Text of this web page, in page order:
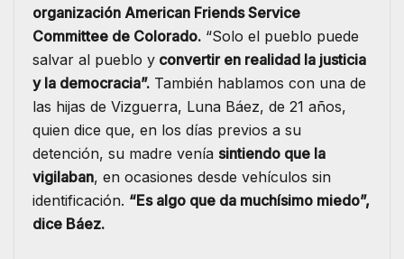
organización American Friends Service
Committee de Colorado. “Solo el pueblo puede
salvar al pueblo y convertir en realidad la justicia
y la democracia”. También hablamos con una de
las hijas de Vizguerra, Luna Báez, de 21 años,
quien dice que, en los días previos a su
detención, su madre venía sintiendo que la
vigilaban, en ocasiones desde vehículos sin
identificación. “Es algo que da muchísimo miedo”,
dice Báez.